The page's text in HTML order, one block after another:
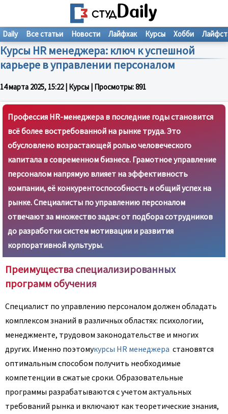
Курсы HR менеджера: ключ к успешной
карьере в управлении персоналом
14 марта 2025, 15:22| Курсы | Просмотры:891
Daily Все статьи Новости Лайфхак Курсы Хобби
Профессия HR-менеджера в последние годы становится
всё более востребованной на рынке труда. Это
обусловлено возрастающей ролью человеческого
капитала в современном бизнесе. Грамотное управление
персоналом напрямую влияет на эффективность
компании, её конкурентоспособность и общий успех на
рынке. Специалисты по управлению персоналом
отвечают за множество задач: от подбора сотрудников
до разработки систем мотивации и развития
корпоративной культуры.
Преимущества специализированных
программ обучения
Специалист по управлению персоналом должен обладать
комплексом знаний в различных областях: психологии,
менеджменте, трудовом законодательстве и многих
других. Именно поэтомукурсы HR менеджера становятся
оптимальным способом получить необходимые
компетенции в сжатые сроки. Образовательные
программы разрабатываются с учетом актуальных
требований рынка и включают как теоретические знания,